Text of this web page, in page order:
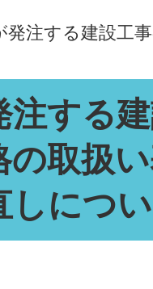
発注する建設工
注する
の取扱
しにつ